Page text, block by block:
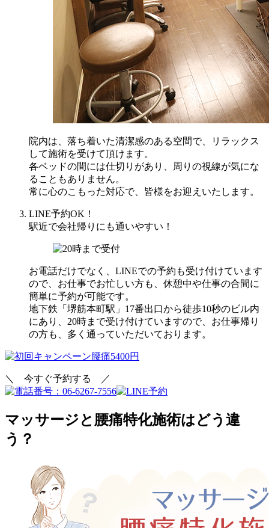
院内は、落ち着いた清潔感のある空間で、リラックス
して施術を受けて頂けます。
各ベッドの間には仕切りがあり、周りの視線が気にな
ることもありません。
常に心のこもった対応で、皆様をお迎えいたします。
LINE予約OK！
駅近で会社帰りにも通いやすい！
お電話だけでなく、LINEでの予約も受け付けています
ので、お仕事でお忙しい方も、休憩中や仕事の合間に
簡単に予約が可能です。
地下鉄「堺筋本町駅」17番出口から徒歩10秒のビル内
にあり、20時まで受け付けていますので、お仕事帰り
の方も、多く通っていただいております。
＼ 今すぐ予約する ／
マッサージと腰痛特化施術はどう違
う？